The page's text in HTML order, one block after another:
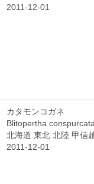
2011-12-01
カタモンコガネ
Blitopertha
北海道 東北 北陸 甲信
2011-12-01